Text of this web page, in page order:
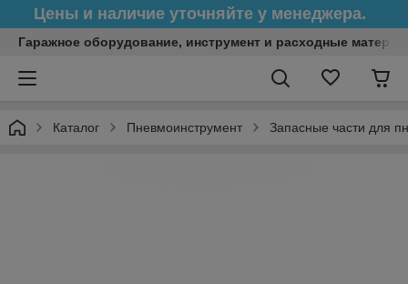
Цены и наличие уточняйте у менеджера.
Гаражное оборудование, инструмент и расходные
Каталог Пневмоинструмент Запасные части для